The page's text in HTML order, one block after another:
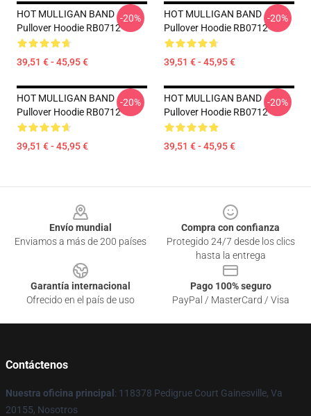
HOT MULLIGAN BAND
Pullover Hoodie RB0712
39,51 € - 45,95 €
-20%
HOT MULLIGAN BAND
Pullover Hoodie RB0712
39,51 € - 45,95 €
-20%
HOT MULLIGAN BAND
Pullover Hoodie RB0712
39,51 € - 45,95 €
-20%
HOT MULLIGAN BAND
Pullover Hoodie RB0712
39,51 € - 45,95 €
-20%
Envío mundial
Enviamos a más de 200 países
Compra con confianza
Protegido 24/7 desde los clics
hasta la entrega
Garantía internacional
Ofrecido en el país de uso
Pago 100% seguro
PayPal / MasterCard / Visa
Contáctenos
Nuestra oficina principal : 118378 Pedigrue Court Gainesville, Va
20155, Nosotros